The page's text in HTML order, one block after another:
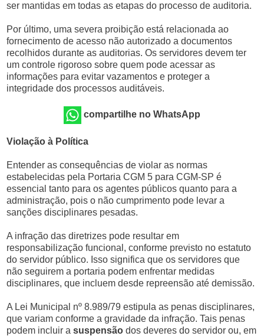
ser mantidas em todas as etapas do processo de auditoria.
Por último, uma severa proibição está relacionada ao
fornecimento de acesso não autorizado a documentos
recolhidos durante as auditorias. Os servidores devem ter
um controle rigoroso sobre quem pode acessar as
informações para evitar vazamentos e proteger a
integridade dos processos auditáveis.
compartilhe no WhatsApp
Violação à Política
Entender as consequências de violar as normas
estabelecidas pela Portaria CGM 5 para CGM-SP é
essencial tanto para os agentes públicos quanto para a
administração, pois o não cumprimento pode levar a
sanções disciplinares pesadas.
A infração das diretrizes pode resultar em
responsabilização funcional, conforme previsto no estatuto
do servidor público. Isso significa que os servidores que
não seguirem a portaria podem enfrentar medidas
disciplinares, que incluem desde repreensão até demissão.
A Lei Municipal nº 8.989/79 estipula as penas disciplinares,
que variam conforme a gravidade da infração. Tais penas
podem incluir asuspensão dos deveres do servidor ou, em